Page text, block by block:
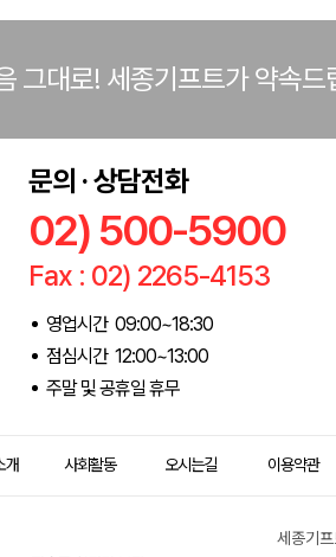
그대로! 세종기프트가 약속드
문의 · 상담전화
02) 500-5900
Fax : 02) 2265-4153
영업시간 09:00~18:30
점심시간 12:00~13:00
주말 및 공휴일 휴무
개 사회활동 오시는길 이용약관
세종기